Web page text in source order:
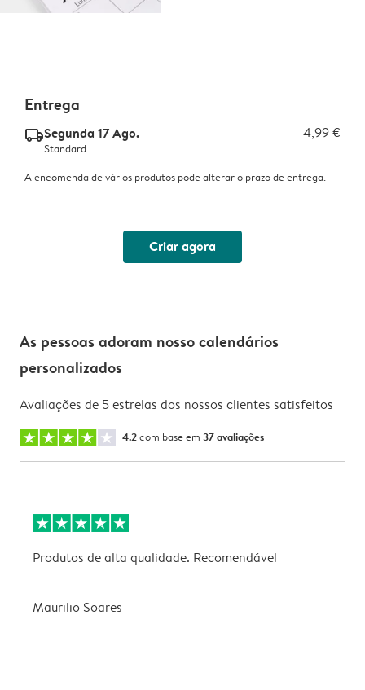
Entrega
delivery_standard_v2Segunda 17 Ago. 4,99 €
Standard
A encomenda de vários produtos pode alterar o prazo de entrega.
Criar agora
As pessoas adoram nosso calendários
personalizados
Avaliações de 5 estrelas dos nossos clientes satisfeitos
4.2com base em 37 avaliações
Produtos de alta qualidade. Recomendável
Maurilio Soares